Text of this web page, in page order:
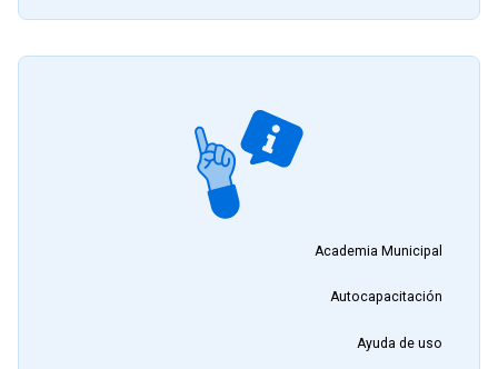
Academia Municipal
Autocapacitación
Ayuda de uso